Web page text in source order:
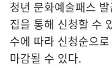
청년 문화예술패스
집을 통해 신청할 수
수에 따라 신청순으
마감될 수 있다.